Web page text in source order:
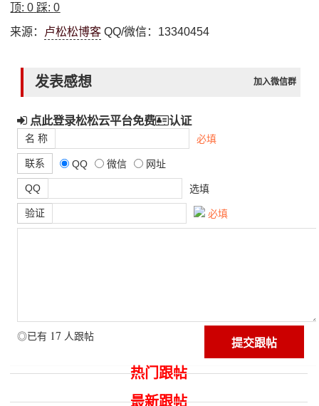
顶:0 踩:0
来源： 卢松松博客 QQ/微信：13340454
发表感想 加入微信群
点此登录松松云平台免费 认证
名 称 必填
联系 QQ 微信 网址
QQ 选填
验证 必填
◎已有 17 人跟帖
热门跟帖
最新跟帖